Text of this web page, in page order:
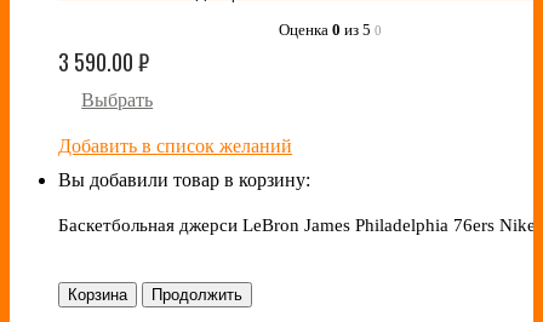
Оценка 0 из 5 0
3 590.00₽
Выбрать
Добавить в список желаний
Вы добавили товар в корзину:
Баскетбольная джерси LeBron James Philadelphia 76ers Nike
Корзина Продолжить